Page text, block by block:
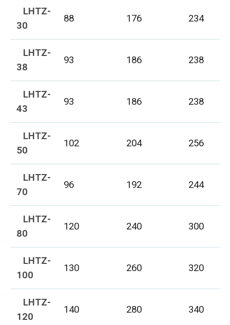
LHTZ-
30
88 176 234
LHTZ-
38
93 186 238
LHTZ-
43
93 186 238
LHTZ-
50
102 204 256
LHTZ-
70
96 192 244
LHTZ-
80
120 240 300
LHTZ-
100
130 260 320
LHTZ-
120
140 280 340